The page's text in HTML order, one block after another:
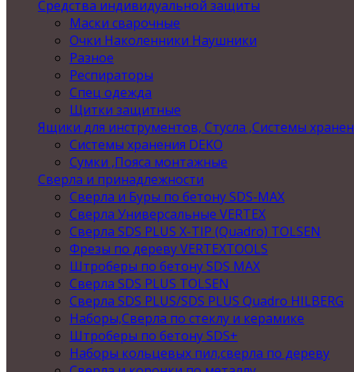
Средства индивидуальной защиты
Маски сварочные
Очки Наколенники Наушники
Разное
Респираторы
Спец одежда
Щитки защитные
Ящики для инструментов, Стусла ,Системы
Системы хранения DEKO
Сумки ,Пояса монтажные
Сверла и принадлежности
Сверла и Буры по бетону SDS-MAX
Сверла Универсальные VERTEX
Сверла SDS PLUS X-TIP (Quadro) TOLSEN
Фрезы по дереву VERTEXTOOLS
Штроберы по бетону SDS MAX
Сверла SDS PLUS TOLSEN
Сверла SDS PLUS/SDS PLUS Quadro HILBERG
Наборы,Сверла по стеклу и керамике
Штроберы по бетону SDS+
Наборы кольцевых пил,сверла по дереву